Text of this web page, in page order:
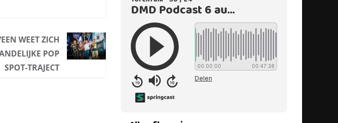
WEET ZICH
POP
SPOT-TRAJECT